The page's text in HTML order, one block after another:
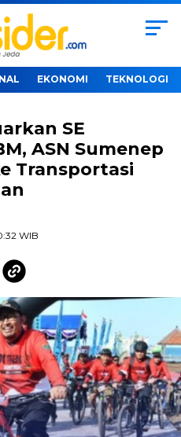
EKONOMI TEKNOLOGI
SE
ASN Sumenep
Transportasi
WIB